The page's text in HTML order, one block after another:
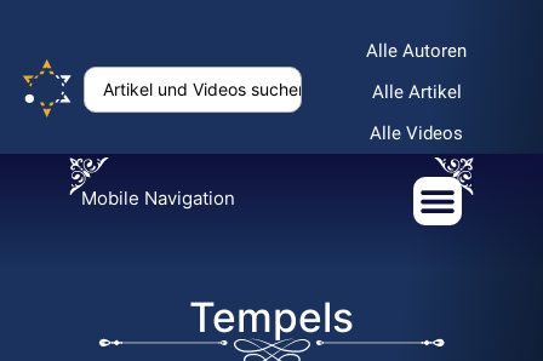
Alle Autoren
Alle Artikel
Alle Videos
Mobile Navigation
Tempels